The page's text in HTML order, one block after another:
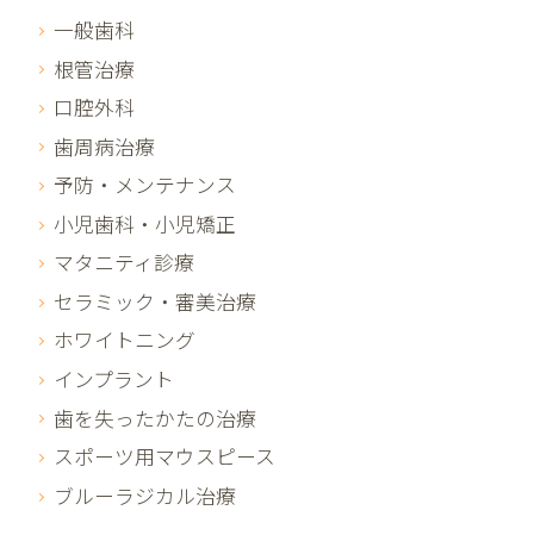
一般歯科
根管治療
口腔外科
歯周病治療
予防・メンテナンス
小児歯科・小児矯正
マタニティ診療
セラミック・審美治療
ホワイトニング
インプラント
歯を失ったかたの治療
スポーツ用マウスピース
ブルーラジカル治療